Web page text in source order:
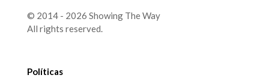
© 2014 - 2026 Showing The Way
All rights reserved.
Políticas